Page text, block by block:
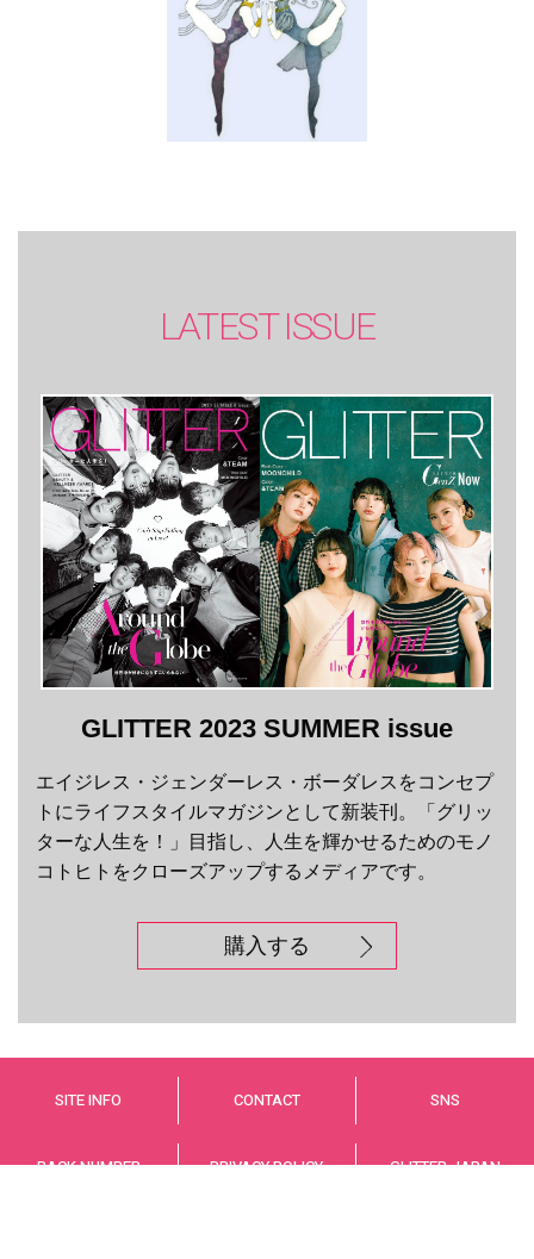
LATEST ISSUE
GLITTER 2023 SUMMER issue
エイジレス・ジェンダーレス・ボーダレスをコンセプ
トにライフスタイルマガジンとして新装刊。「グリッ
ターな人生を！」目指し、人生を輝かせるためのモノ
コトヒトをクローズアップするメディアです。
購入する
SITE INFO CONTACT SNS
BACK NUMBER PRIVACY POLICY GLITTER JAPAN